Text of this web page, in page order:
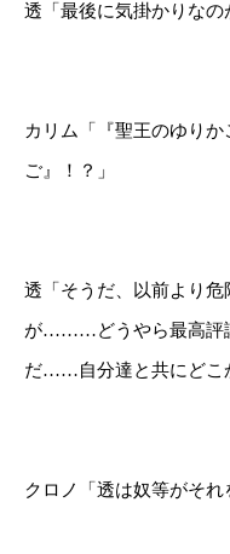
透「最後に気掛かりなの
カリム「『聖王のゆり
ご』！？」
透「そうだ、以前より
が………どうやら最高評
だ……自分達と共にどこ
クロノ「透は奴等がそれ